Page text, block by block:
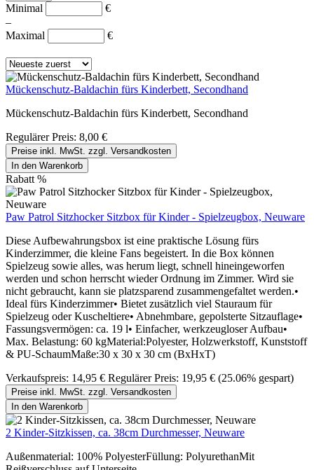
Minimal
€
–
Maximal
€
Mückenschutz-Baldachin fürs Kinderbett, Secondhand
Mückenschutz-Baldachin fürs Kinderbett, Secondhand
Regulärer Preis: 8,00 €
Preise inkl. MwSt. zzgl. Versandkosten
In den Warenkorb
Rabatt %
Paw Patrol Sitzhocker Sitzbox für Kinder - Spielzeugbox, Neuware
Diese Aufbewahrungsbox ist eine praktische Lösung fürs
Kinderzimmer, die kleine Fans begeistert. In die Box können
Spielzeug sowie alles, was herum liegt, schnell hineingeworfen
werden und schon herrscht wieder Ordnung im Zimmer. Wird sie
nicht gebraucht, kann sie platzsparend zusammengefaltet werden.•
Ideal fürs Kinderzimmer• Bietet zusätzlich viel Stauraum für
Spielzeug oder Kuscheltiere• Abnehmbare, gepolsterte Sitzauflage•
Fassungsvermögen: ca. 19 l• Einfacher, werkzeugloser Aufbau•
Max. Belastung: 60 kgMaterial:Polyester, Holzwerkstoff, Kunststoff
& PU-SchaumMaße:30 x 30 x 30 cm (BxHxT)
Verkaufspreis: 14,95 € Regulärer Preis: 19,95 € (25.06% gespart)
Preise inkl. MwSt. zzgl. Versandkosten
In den Warenkorb
2 Kinder-Sitzkissen, ca. 38cm Durchmesser, Neuware
Außenmaterial: 100% PolyesterFüllung: PolyurethanMit